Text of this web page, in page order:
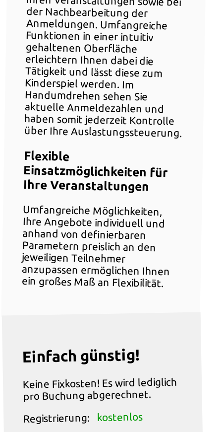
über Ihre Auslastungssteuerung.
Flexible
Einsatzmöglichkeiten für
Ihre Veranstaltungen
Umfangreiche Möglichkeiten,
Ihre Angebote individuell und
anhand von definierbaren
Parametern preislich an den
jeweiligen Teilnehmer
anzupassen ermöglichen Ihnen
ein großes Maß an Flexibilität.
Einfach günstig!
Keine Fixkosten! Es wird lediglich
pro Buchung abgerechnet.
Registrierung: kostenlos